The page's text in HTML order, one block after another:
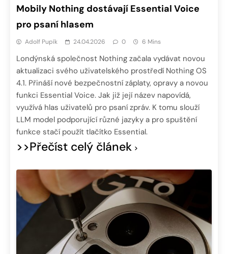
Mobily Nothing dostávají Essential Voice
pro psaní hlasem
Adolf Pupík 24.04.2026 0 6 Mins
Londýnská společnost Nothing začala vydávat novou
aktualizaci svého uživatelského prostředí Nothing OS
4.1. Přináší nové bezpečnostní záplaty, opravy a novou
funkci Essential Voice. Jak již její název napovídá,
využívá hlas uživatelů pro psaní zpráv. K tomu slouží
LLM model podporující různé jazyky a pro spuštění
funkce stačí použít tlačítko Essential.
>>Přečíst celý článek